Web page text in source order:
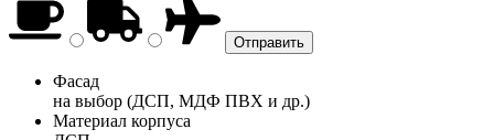
Фасад
на выбор (ДСП, МДФ ПВХ и др.)
Материал корпуса